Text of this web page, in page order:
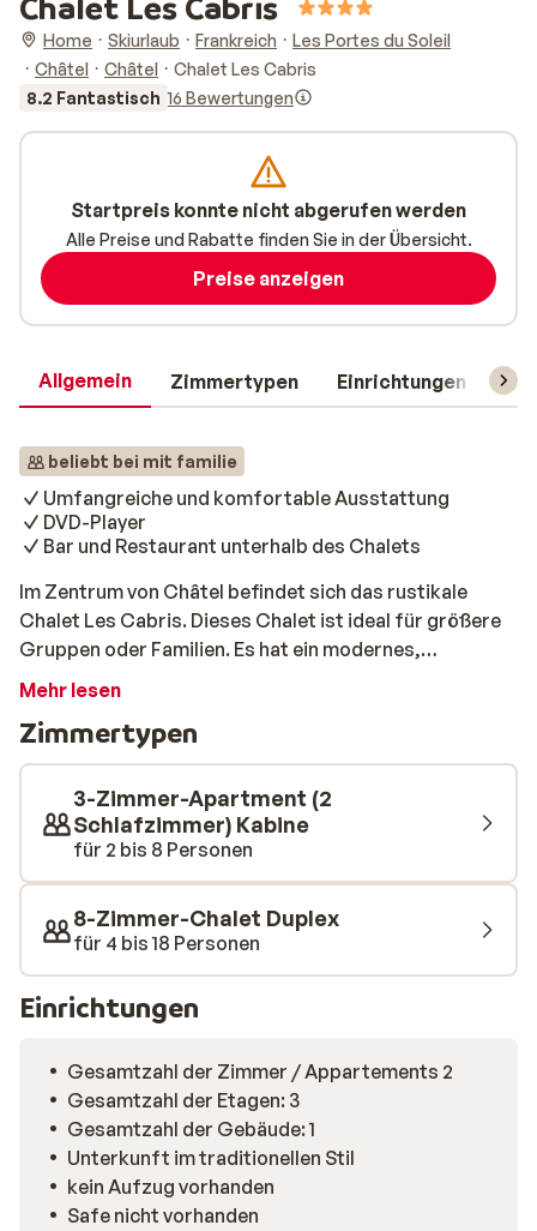
Home Skiurlaub Frankreich
Les Portes du Soleil
Châtel
Châtel
Chalet Les Cabris
8.2 Fantastisch 16 Bewertungen
Allgemein Zimmertypen Einrichtungen
beliebt bei mit familie
Umfangreiche und komfortable Ausstattung
DVD-Player
Bar und Restaurant unterhalb des Chalets
Im Zentrum von Châtel befindet sich das rustikale
Chalet Les Cabris. Dieses Chalet ist ideal für größere
Gruppen oder Familien. Es hat ein modernes,
attraktives Interieur und es ist besonders schön in der
zusammenzukommen. Während der Küchenchef der
Reisegruppe ein leckeres Essen zubereitet, spielen die
anderen bereits am großen Küchentisch ein Spiel. Wenn
Sie nach dem Abendessen immer noch Lust auf einen
Drink haben oder nicht selbst kochen möchten, müssen
Sie nicht weit laufen. Unterhalb des Chalets befindet
sich das Restaurant und die Bar Le Nazca. Mittwochs
und freitags wird hier Live-Musik gespielt oder es
spielt ein DJ. Hier können Sie bei einem Cocktail oder
Bier in der Hand entspannen und leckere Tapas, Burger
und Fleischgerichte genießen.
Mehr lesen
Zimmertypen
3-Zimmer-Apartment (2
Schlafzimmer) Kabine
für 2 bis 8 Personen
8-Zimmer-Chalet Duplex
für 4 bis 18 Personen
Einrichtungen
Gesamtzahl der Zimmer / Appartements 2
Gesamtzahl der Etagen: 3
Gesamtzahl der Gebäude: 1
Unterkunft im traditionellen Stil
kein Aufzug vorhanden
Safe nicht vorhanden
Startpreis konnte nicht abgerufen werden
Alle Preise und Rabatte finden Sie in der Übersicht.
Preise anzeigen